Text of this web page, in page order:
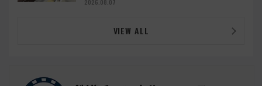
2026.08.07
VIEW ALL